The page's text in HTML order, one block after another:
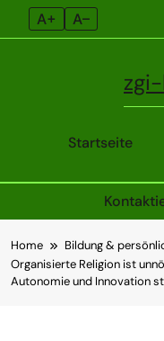
A+ A–
Startseite
to
content
Home
Bildung &
Organisierte Religion ist
Autonomie und Innovation